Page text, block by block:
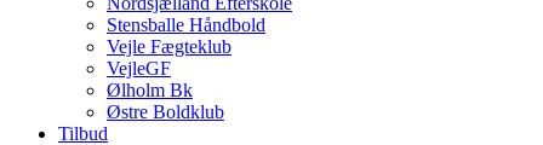
Stensballe Håndbold
Vejle Fægteklub
VejleGF
Ølholm Bk
Østre Boldklub
Tilbud